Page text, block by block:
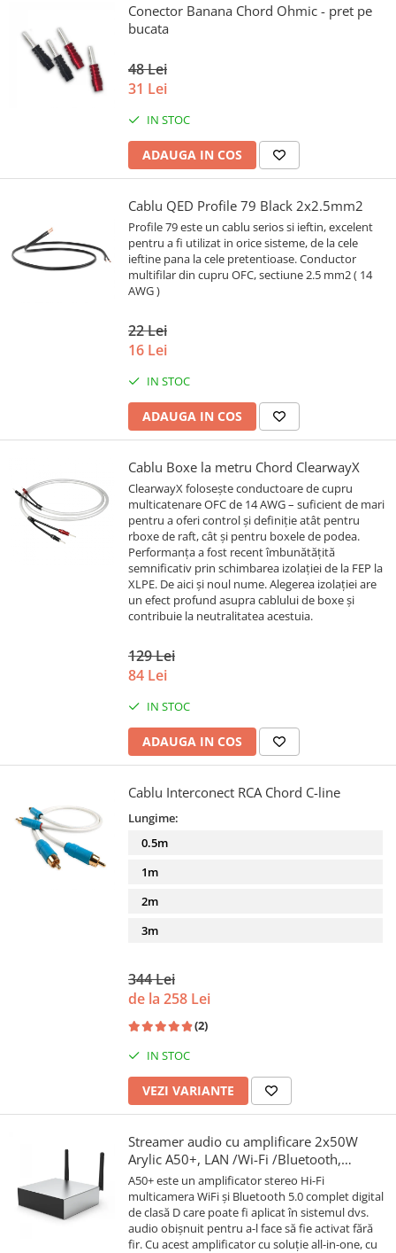
Conector Banana Chord Ohmic - pret pe
bucata
48 Lei
31 Lei
IN STOC
ADAUGA IN COS
Cablu QED Profile 79 Black 2x2.5mm2
Profile 79 este un cablu serios si ieftin, excelent
pentru a fi utilizat in orice sisteme, de la cele
ieftine pana la cele pretentioase. Conductor
multifilar din cupru OFC, sectiune 2.5 mm2 ( 14
AWG )
22 Lei
16 Lei
IN STOC
ADAUGA IN COS
Cablu Boxe la metru Chord ClearwayX
ClearwayX folosește conductoare de cupru
multicatenare OFC de 14 AWG – suficient de mari
pentru a oferi control și definiție atât pentru
rboxe de raft, cât și pentru boxele de podea.
Performanța a fost recent îmbunătățită
semnificativ prin schimbarea izolației de la FEP la
XLPE. De aici și noul nume. Alegerea izolației are
un efect profund asupra cablului de boxe și
contribuie la neutralitatea acestuia.
129 Lei
84 Lei
IN STOC
ADAUGA IN COS
Cablu Interconect RCA Chord C-line
Lungime:
0.5m
1m
2m
3m
344 Lei
de la 258 Lei
(2)
IN STOC
VEZI VARIANTE
Streamer audio cu amplificare 2x50W
Arylic A50+, LAN /Wi-Fi /Bluetooth,
24bit/192kHz, Multiroom
A50+ este un amplificator stereo Hi-Fi
multicamera WiFi și Bluetooth 5.0 complet digital
de clasă D care poate fi aplicat în sistemul dvs.
audio obișnuit pentru a-l face să fie activat fără
fir. Cu acest amplificator cu soluție all-in-one, cu